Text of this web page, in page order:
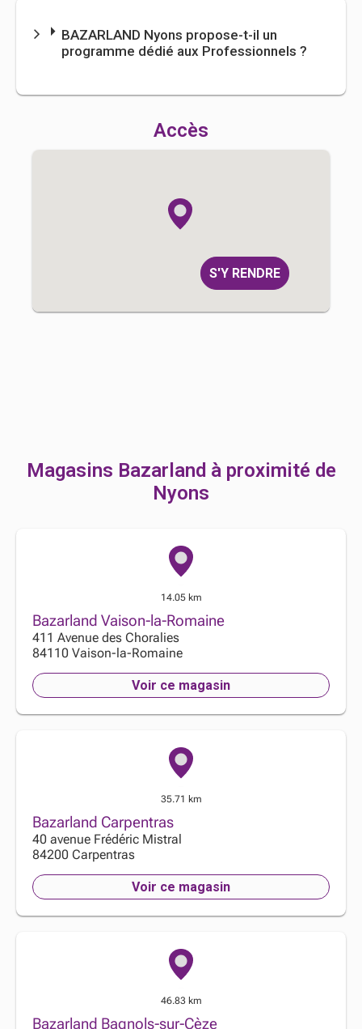
BAZARLAND Nyons propose-t-il un
programme dédié aux Professionnels ?
Accès
S'Y RENDRE
Magasins Bazarland à proximité de
Nyons
14.05 km
Bazarland Vaison-la-Romaine
411 Avenue des Choralies
84110 Vaison-la-Romaine
Voir ce magasin
35.71 km
Bazarland Carpentras
40 avenue Frédéric Mistral
84200 Carpentras
Voir ce magasin
46.83 km
Bazarland Bagnols-sur-Cèze